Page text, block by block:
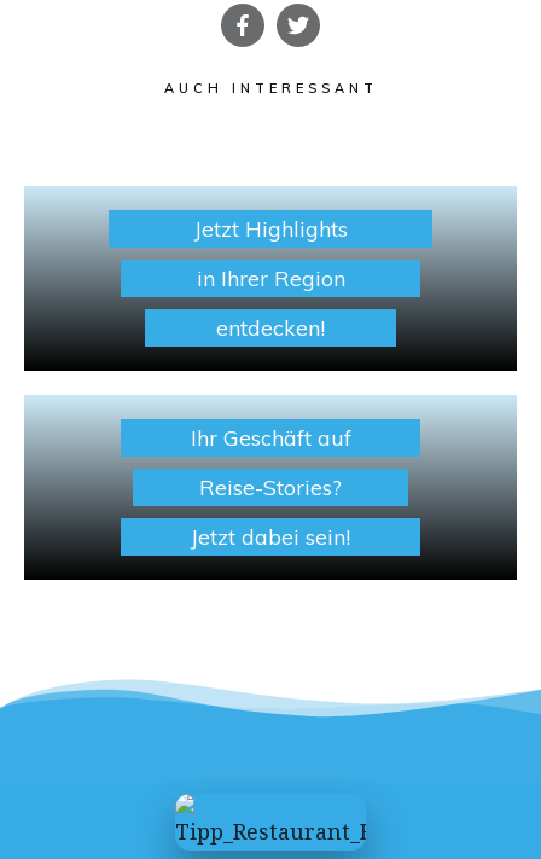
AUCH INTERESSANT
Jetzt Highlights
in Ihrer Region
entdecken!
Ihr Geschäft auf
Reise-Stories?
Jetzt dabei sein!